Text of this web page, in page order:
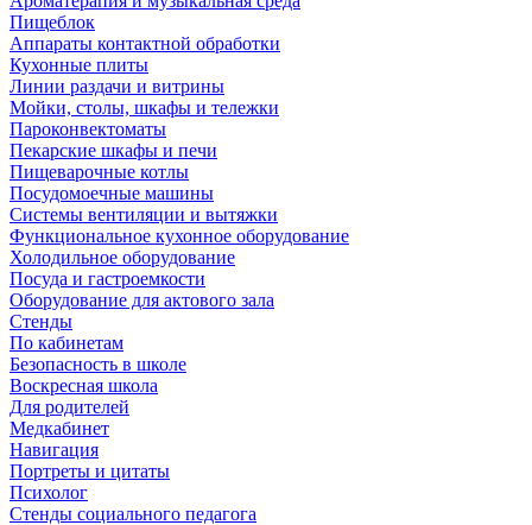
Пищеблок
Аппараты контактной обработки
Кухонные плиты
Линии раздачи и витрины
Мойки, столы, шкафы и тележки
Пароконвектоматы
Пекарские шкафы и печи
Пищеварочные котлы
Посудомоечные машины
Системы вентиляции и вытяжки
Функциональное кухонное оборудование
Холодильное оборудование
Посуда и гастроемкости
Оборудование для актового зала
Стенды
По кабинетам
Безопасность в школе
Воскресная школа
Для родителей
Медкабинет
Навигация
Портреты и цитаты
Психолог
Стенды социального педагога